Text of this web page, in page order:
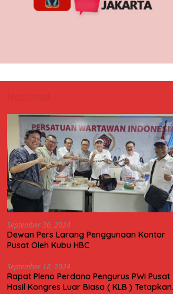
September 30, 2024
Dewan Pers Larang Penggunaan Kantor
Pusat Oleh Kubu HBC
September 18, 2024
Rapat Pleno Perdana Pengurus PWI Pusat
Hasil Kongres Luar Biasa ( KLB ) Tetapkan